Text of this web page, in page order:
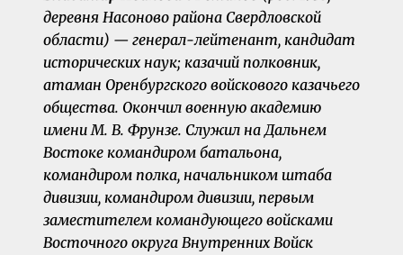
деревня Насоново района Свердловской
области) — генерал-лейтенант, кандидат
исторических наук; казачий полковник,
атаман Оренбургского войскового казачьего
общества. Окончил военную академию
имени М. В. Фрунзе. Служил на Дальнем
Востоке командиром батальона,
командиром полка, начальником штаба
дивизии, командиром дивизии, первым
заместителем командующего войсками
Восточного округа Внутренних Войск